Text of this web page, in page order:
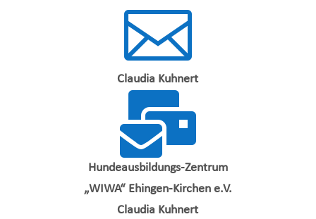

Claudia Kuhnert

Hundeausbildungs-Zentrum
„WIWA“ Ehingen-Kirchen e.V.
Claudia Kuhnert